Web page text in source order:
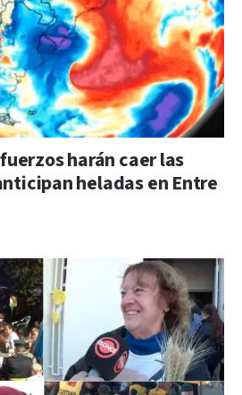
harán caer las
heladas en Entre